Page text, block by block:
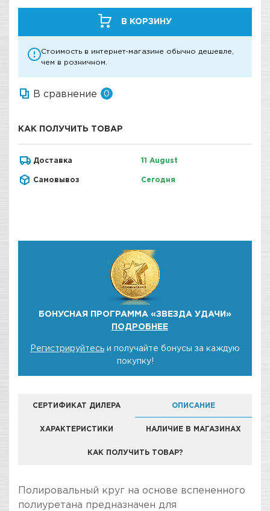
В КОРЗИНУ
Стоимость в интернет-магазине обычно дешевле,
чем в розничном.
В сравнение 0
КАК ПОЛУЧИТЬ ТОВАР
Доставка 11 August
Самовывоз Сегодня
БОНУСНАЯ ПРОГРАММА «ЗВЕЗДА УДАЧИ»
ПОДРОБНЕЕ
Регистрируйтесь и получайте бонусы за каждую
покупку!
СЕРТИФИКАТ ДИЛЕРА ОПИСАНИЕ
ХАРАКТЕРИСТИКИ НАЛИЧИЕ В МАГАЗИНАХ
КАК ПОЛУЧИТЬ ТОВАР?
КОМПАНИЯ "ЗВЕЗДА УДАЧИ" ЯВЛЯЕТСЯ
ОФИЦИАЛЬНЫМ ДИЛЕРОМ БРЕНДА H7
Полировальный круг на основе вспененного
полиуретана предназначен для